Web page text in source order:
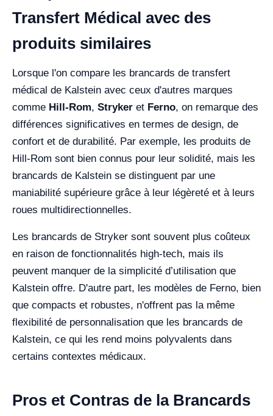
Transfert Médical avec des
produits similaires
Lorsque l'on compare les brancards de transfert
médical de Kalstein avec ceux d'autres marques
comme Hill-Rom, Stryker et Ferno, on remarque des
différences significatives en termes de design, de
confort et de durabilité. Par exemple, les produits de
Hill-Rom sont bien connus pour leur solidité, mais les
brancards de Kalstein se distinguent par une
maniabilité supérieure grâce à leur légèreté et à leurs
roues multidirectionnelles.
Les brancards de Stryker sont souvent plus coûteux
en raison de fonctionnalités high-tech, mais ils
peuvent manquer de la simplicité d’utilisation que
Kalstein offre. D'autre part, les modèles de Ferno, bien
que compacts et robustes, n'offrent pas la même
flexibilité de personnalisation que les brancards de
Kalstein, ce qui les rend moins polyvalents dans
certains contextes médicaux.
Pros et Contras de la Brancards